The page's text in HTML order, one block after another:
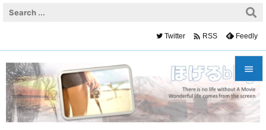


メニュ

Twitter  RSS Feedly